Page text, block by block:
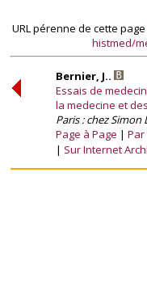
URL pérenne de cette page
histmed/
Bernier, J..
Essais de
la medecine et
Paris : chez Simon
Page à Page
Sur Internet